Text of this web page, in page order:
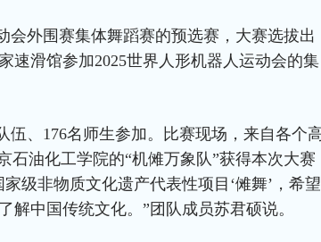
会外围赛集体舞蹈赛的预选赛，大赛选拔出
速滑馆参加2025世界人形机器人运动会的集
伍、176名师生参加。比赛现场，来自各个
石油化工学院的“机傩万象队”获得本次大赛
级非物质文化遗产代表性项目‘傩舞’，希望
解中国传统文化。”团队成员苏君硕说。